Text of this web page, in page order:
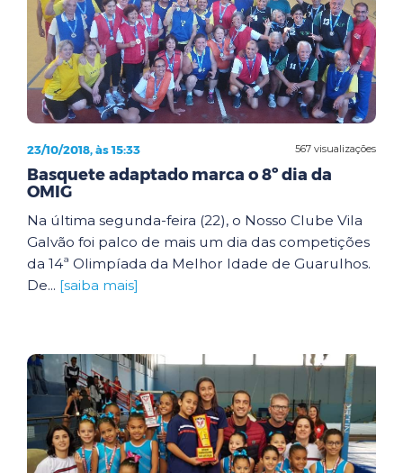
567 visualizações
23/10/2018, às 15:33
Basquete adaptado marca o 8º dia da
OMIG
Na última segunda-feira (22), o Nosso Clube Vila
Galvão foi palco de mais um dia das competições
da 14ª Olimpíada da Melhor Idade de Guarulhos.
De... [saiba mais]